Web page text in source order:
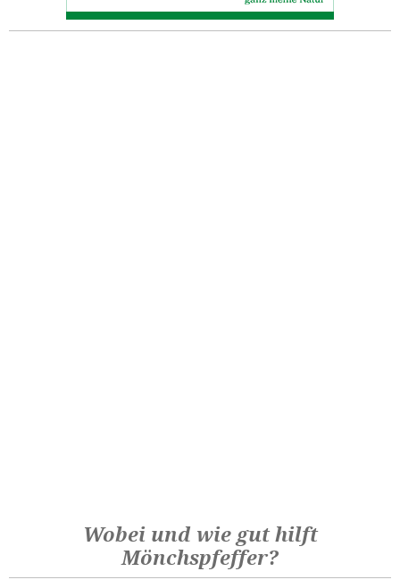
Wobei und wie gut hilft
Mönchspfeffer?